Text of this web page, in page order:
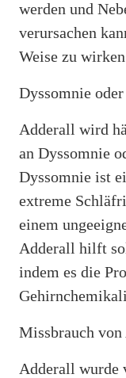
werden und
verursachen
Weise zu
Dyssomnie
Adderall wird
an Dyssomnie
Dyssomnie ist
extreme
einem
Adderall hilft
indem es die
Missbrauch
Adderall wurde